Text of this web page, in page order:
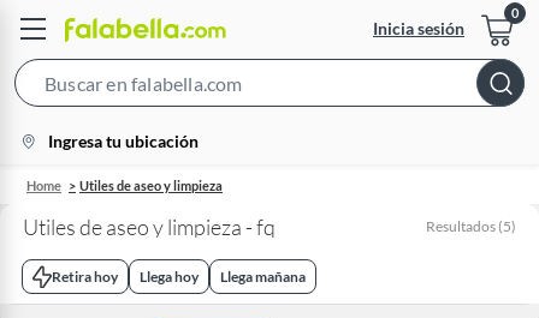
Inicia sesión
Bar
location-
icon
Ingresa tu ubicación
Home Utiles de aseo y limpieza
Utiles de aseo y limpieza - fq Resultados (5)
Retira hoy Llega hoy Llega mañana